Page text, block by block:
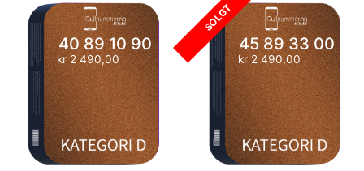
40 89 10 90
kr2 490,00
SOLGT
45 89 33 00
kr2 490,00